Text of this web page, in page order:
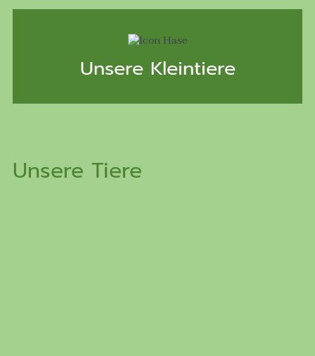
Unsere Kleintiere
Unsere Tiere